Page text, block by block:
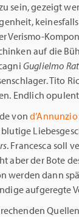
sein, gezeigt
Verismo-
auf die
Guglielmo
Tito
Endlich
vond’Annunzio
. Francesca soll
der Bote
werden dann
aufgeregte